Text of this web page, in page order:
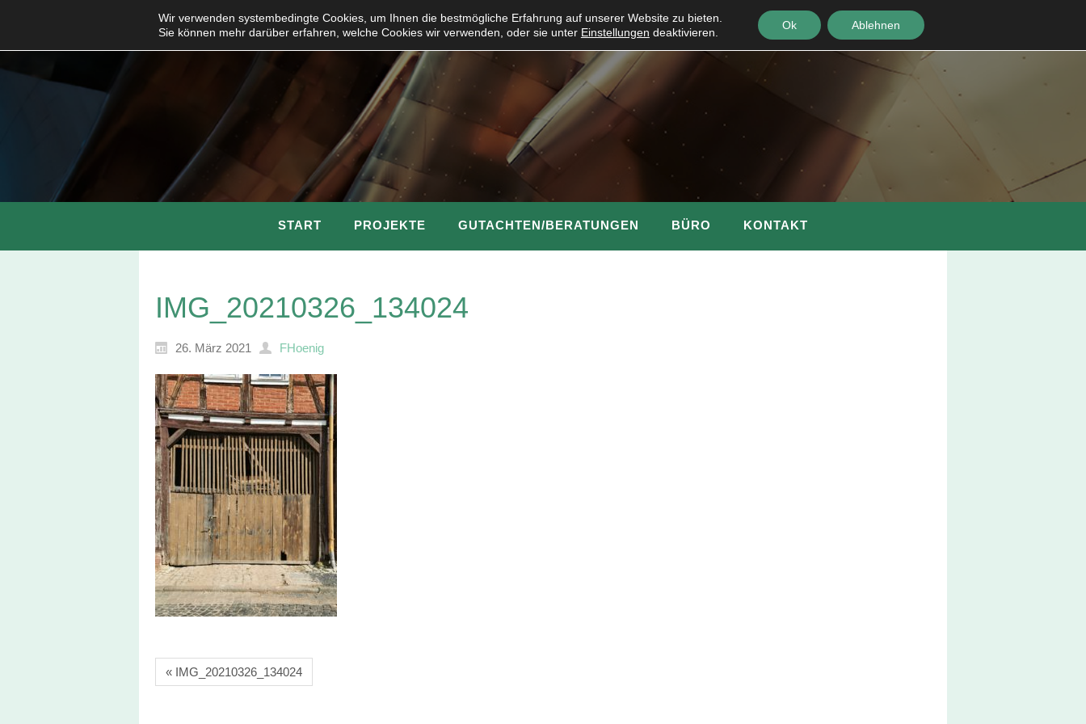
START PROJEKTE GUTACHTEN/BERATUNGEN BÜRO KONTAKT
IMG_20210326_134024
26. März 2021 FHoenig
« IMG_20210326_134024
Wir verwenden systembedingte Cookies, um Ihnen die bestmögliche Erfahrung auf unserer Website zu bieten.
Sie können mehr darüber erfahren, welche Cookies wir verwenden, oder sie unter Einstellungen deaktivieren.
Ok Ablehnen